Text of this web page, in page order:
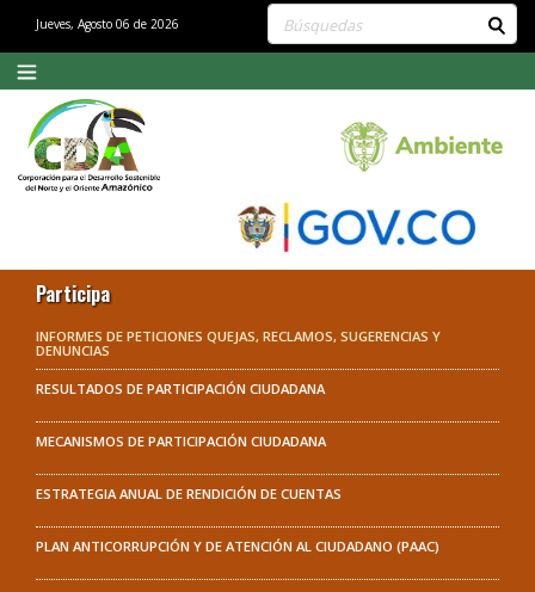
Jueves, Agosto 06 de 2026 Buscar contenido en el sitio
Participa
INFORMES DE PETICIONES QUEJAS, RECLAMOS, SUGERENCIAS Y
DENUNCIAS
RESULTADOS DE PARTICIPACIÓN CIUDADANA
MECANISMOS DE PARTICIPACIÓN CIUDADANA
ESTRATEGIA ANUAL DE RENDICIÓN DE CUENTAS
PLAN ANTICORRUPCIÓN Y DE ATENCIÓN AL CIUDADANO (PAAC)